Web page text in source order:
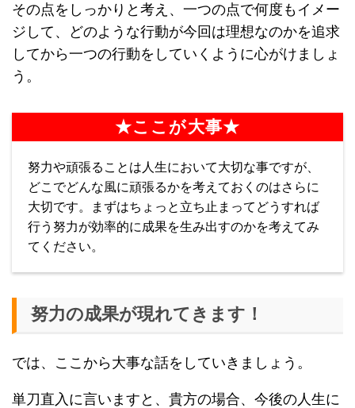
その点をしっかりと考え、一つの点で何度もイメー
ジして、どのような行動が今回は理想なのかを追求
してから一つの行動をしていくように心がけましょ
う。
★ここが大事★
努力や頑張ることは人生において大切な事ですが、
どこでどんな風に頑張るかを考えておくのはさらに
大切です。まずはちょっと立ち止まってどうすれば
行う努力が効率的に成果を生み出すのかを考えてみ
てください。
努力の成果が現れてきます！
では、ここから大事な話をしていきましょう。
単刀直入に言いますと、貴方の場合、今後の人生に